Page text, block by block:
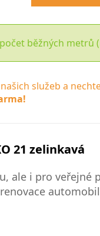
běžných metrů
služeb a
21 zelinkavá
ale i pro veřejné